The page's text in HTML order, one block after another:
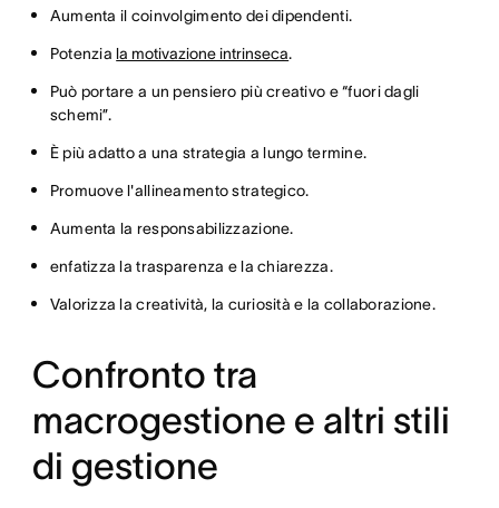
Aumenta il coinvolgimento dei dipendenti.
Potenziala motivazione intrinseca.
Può portare a un pensiero più creativo e “fuori dagli
schemi”.
È più adatto a una strategia a lungo termine.
Promuove l'allineamento strategico.
Aumenta la responsabilizzazione.
enfatizza la trasparenza e la chiarezza.
Valorizza la creatività, la curiosità e la collaborazione.
Confronto tra
macrogestione e altri stili
di gestione